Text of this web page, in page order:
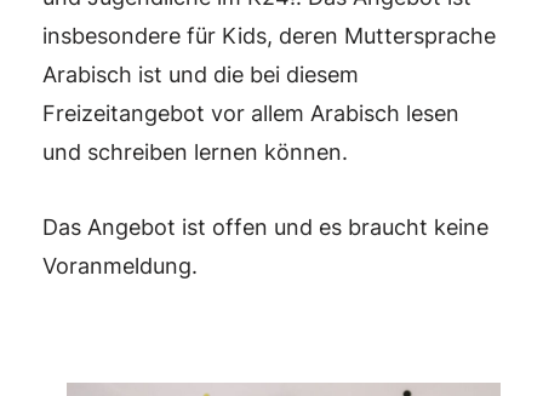
insbesondere für Kids, deren Muttersprache
Arabisch ist und die bei diesem
Freizeitangebot vor allem Arabisch lesen
und schreiben lernen können.
Das Angebot ist offen und es braucht keine
Voranmeldung.